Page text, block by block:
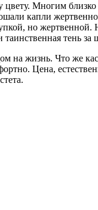
цвету. Многим
капли
но жертвенной.
тень
жизнь. Что же
Цена,